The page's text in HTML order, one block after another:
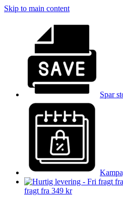
Skip to main content
Spar
fragt fra 349 kr